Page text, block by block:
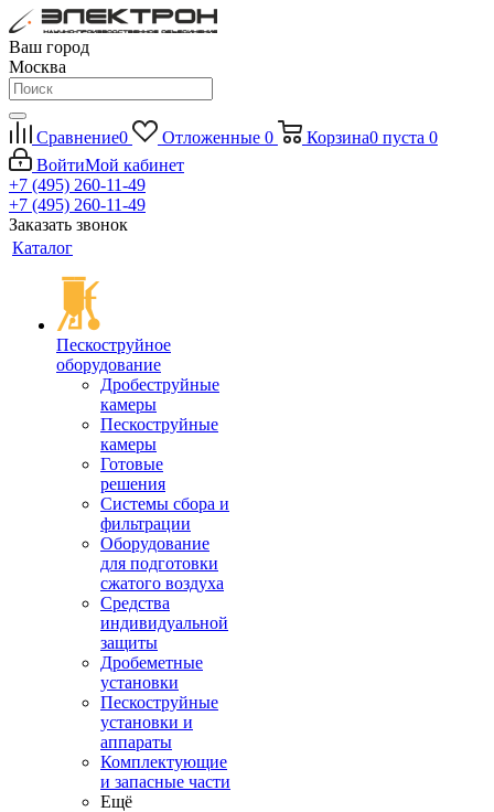
Ваш город
Москва
Сравнение0 Отложенные 0 Корзина0 пуста 0
ВойтиМой кабинет
+7 (495) 260-11-49
+7 (495) 260-11-49
Заказать звонок
Каталог
Пескоструйное
оборудование
Дробеструйные
камеры
Пескоструйные
камеры
Готовые
решения
Системы сбора и
фильтрации
Оборудование
для подготовки
сжатого воздуха
Средства
индивидуальной
защиты
Дробеметные
установки
Пескоструйные
установки и
аппараты
Комплектующие
и запасные части
Ещё